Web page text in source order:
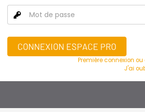
CONNEXION ESPACE PRO
Première connexion
J'ai